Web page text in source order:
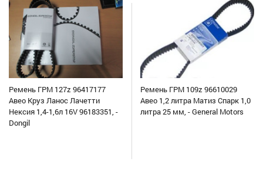
Ремень ГРМ 127z 96417177
Авео Круз Ланос Лачетти
Нексия 1,4-1,6л 16V 96183351, -
Dongil
Ремень ГРМ 109z 96610029
Авео 1,2 литра Матиз Спарк 1,0
литра 25 мм, - General Motors